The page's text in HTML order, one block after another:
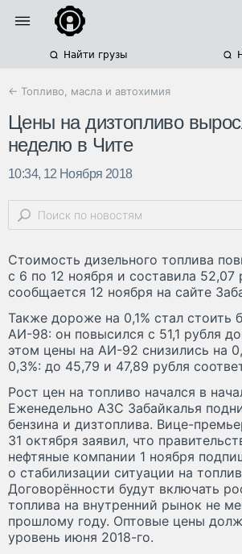
Найти грузы
← Топливо, масла и автохимия
Цены на дизтопливо
неделю в Чите
10:34, 12 Ноября 2018
Стоимость дизельного топлива
с 6 по 12 ноября и составила 52,07
сообщается 12 ноября на сайте
Также дороже на 0,1% стал стоить
АИ-98: он повысился с 51,1 рубля
этом цены на АИ-92 снизились на
0,3%: до 45,79 и 47,89 рубля
Рост цен на топливо начался в
Еженедельно АЗС Забайкалья
бензина и дизтоплива. Вице-
31 октября заявил, что
нефтяные компании 1 ноября
о стабилизации ситуации на
Договорённости будут включать
топлива на внутренний рынок не
прошлому году. Оптовые цены
уровень июня 2018-го.